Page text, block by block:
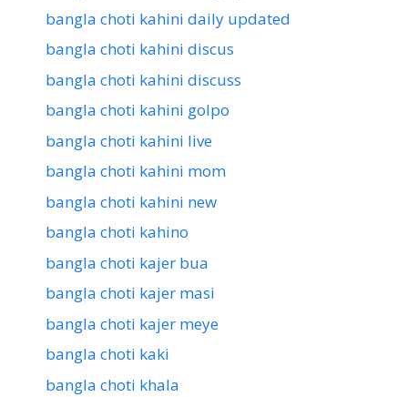
bangla choti kahini daily updated
bangla choti kahini discus
bangla choti kahini discuss
bangla choti kahini golpo
bangla choti kahini live
bangla choti kahini mom
bangla choti kahini new
bangla choti kahino
bangla choti kajer bua
bangla choti kajer masi
bangla choti kajer meye
bangla choti kaki
bangla choti khala